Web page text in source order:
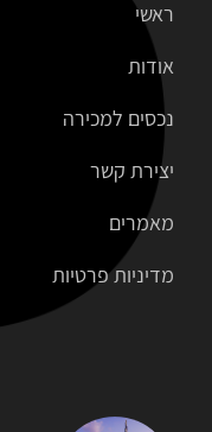
ראשי
אודות
נכסים למכירה
יצירת קשר
מאמרים
מדיניות פרטיות